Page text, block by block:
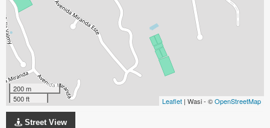
200 m
500 ft
Leaflet | Wasi - ©OpenStreetMap
Street View